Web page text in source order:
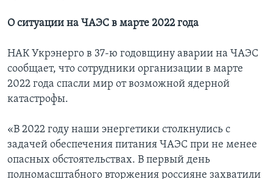
О ситуации на ЧАЭС в марте 2022 года
НАК Укрэнерго в 37-ю годовщину аварии на ЧАЭС
сообщает, что сотрудники организации в марте
2022 года спасли мир от возможной ядерной
катастрофы.
«В 2022 году наши энергетики столкнулись с
задачей обеспечения питания ЧАЭС при не менее
опасных обстоятельствах. В первый день
полномасштабного вторжения россияне захватили